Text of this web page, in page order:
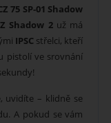
75 SP-01 Shadow
Shadow 2už má
IPSC střelci, kteří
pistolí ve srovnání
uvidíte – klidně se
A pokud se vám